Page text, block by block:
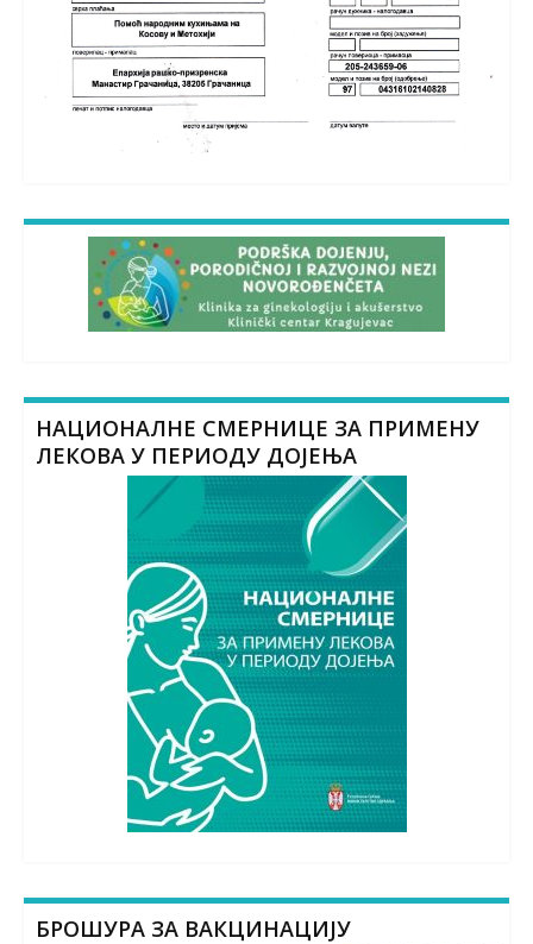
НАЦИОНАЛНЕ СМЕРНИЦЕ ЗА ПРИМЕНУ
ЛЕКОВА У ПЕРИОДУ ДОЈЕЊА
БРОШУРА ЗА ВАКЦИНАЦИЈУ